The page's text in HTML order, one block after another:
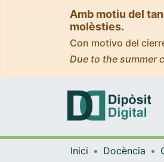
Amb motiu del
molèsties.
Con motivo del
Due to the summer
Inici Docència